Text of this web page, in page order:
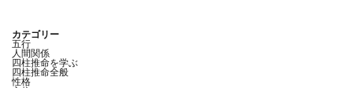
カテゴリー
五行
人間関係
四柱推命を学ぶ
四柱推命全般
性格